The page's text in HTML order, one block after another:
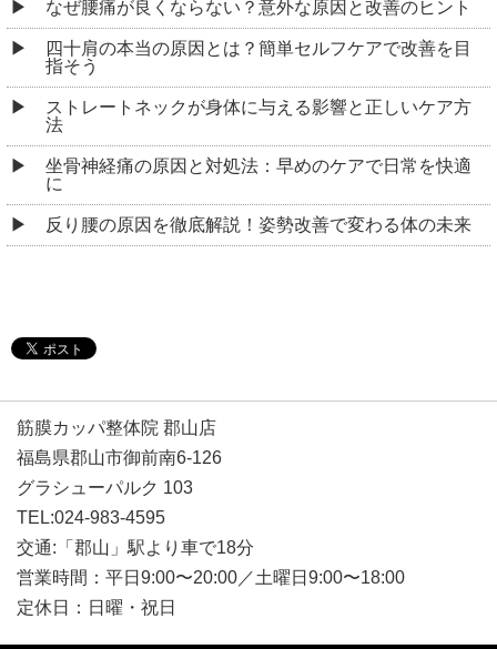
なぜ腰痛が良くならない？意外な原因と改善のヒント
四十肩の本当の原因とは？簡単セルフケアで改善を目
指そう
ストレートネックが身体に与える影響と正しいケア方
法
坐骨神経痛の原因と対処法：早めのケアで日常を快適
に
反り腰の原因を徹底解説！姿勢改善で変わる体の未来
筋膜カッパ整体院 郡山店
福島県郡山市御前南6-126
グラシューパルク 103
TEL:024-983-4595
交通:「郡山」駅より車で18分
営業時間：平日9:00〜20:00／土曜日9:00〜18:00
定休日：日曜・祝日